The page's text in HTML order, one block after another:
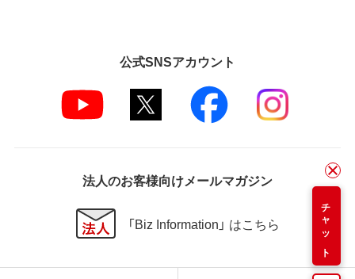
チャット
公式SNSアカウント
法人のお客様向けメールマガジン
「Biz Information」 はこちら